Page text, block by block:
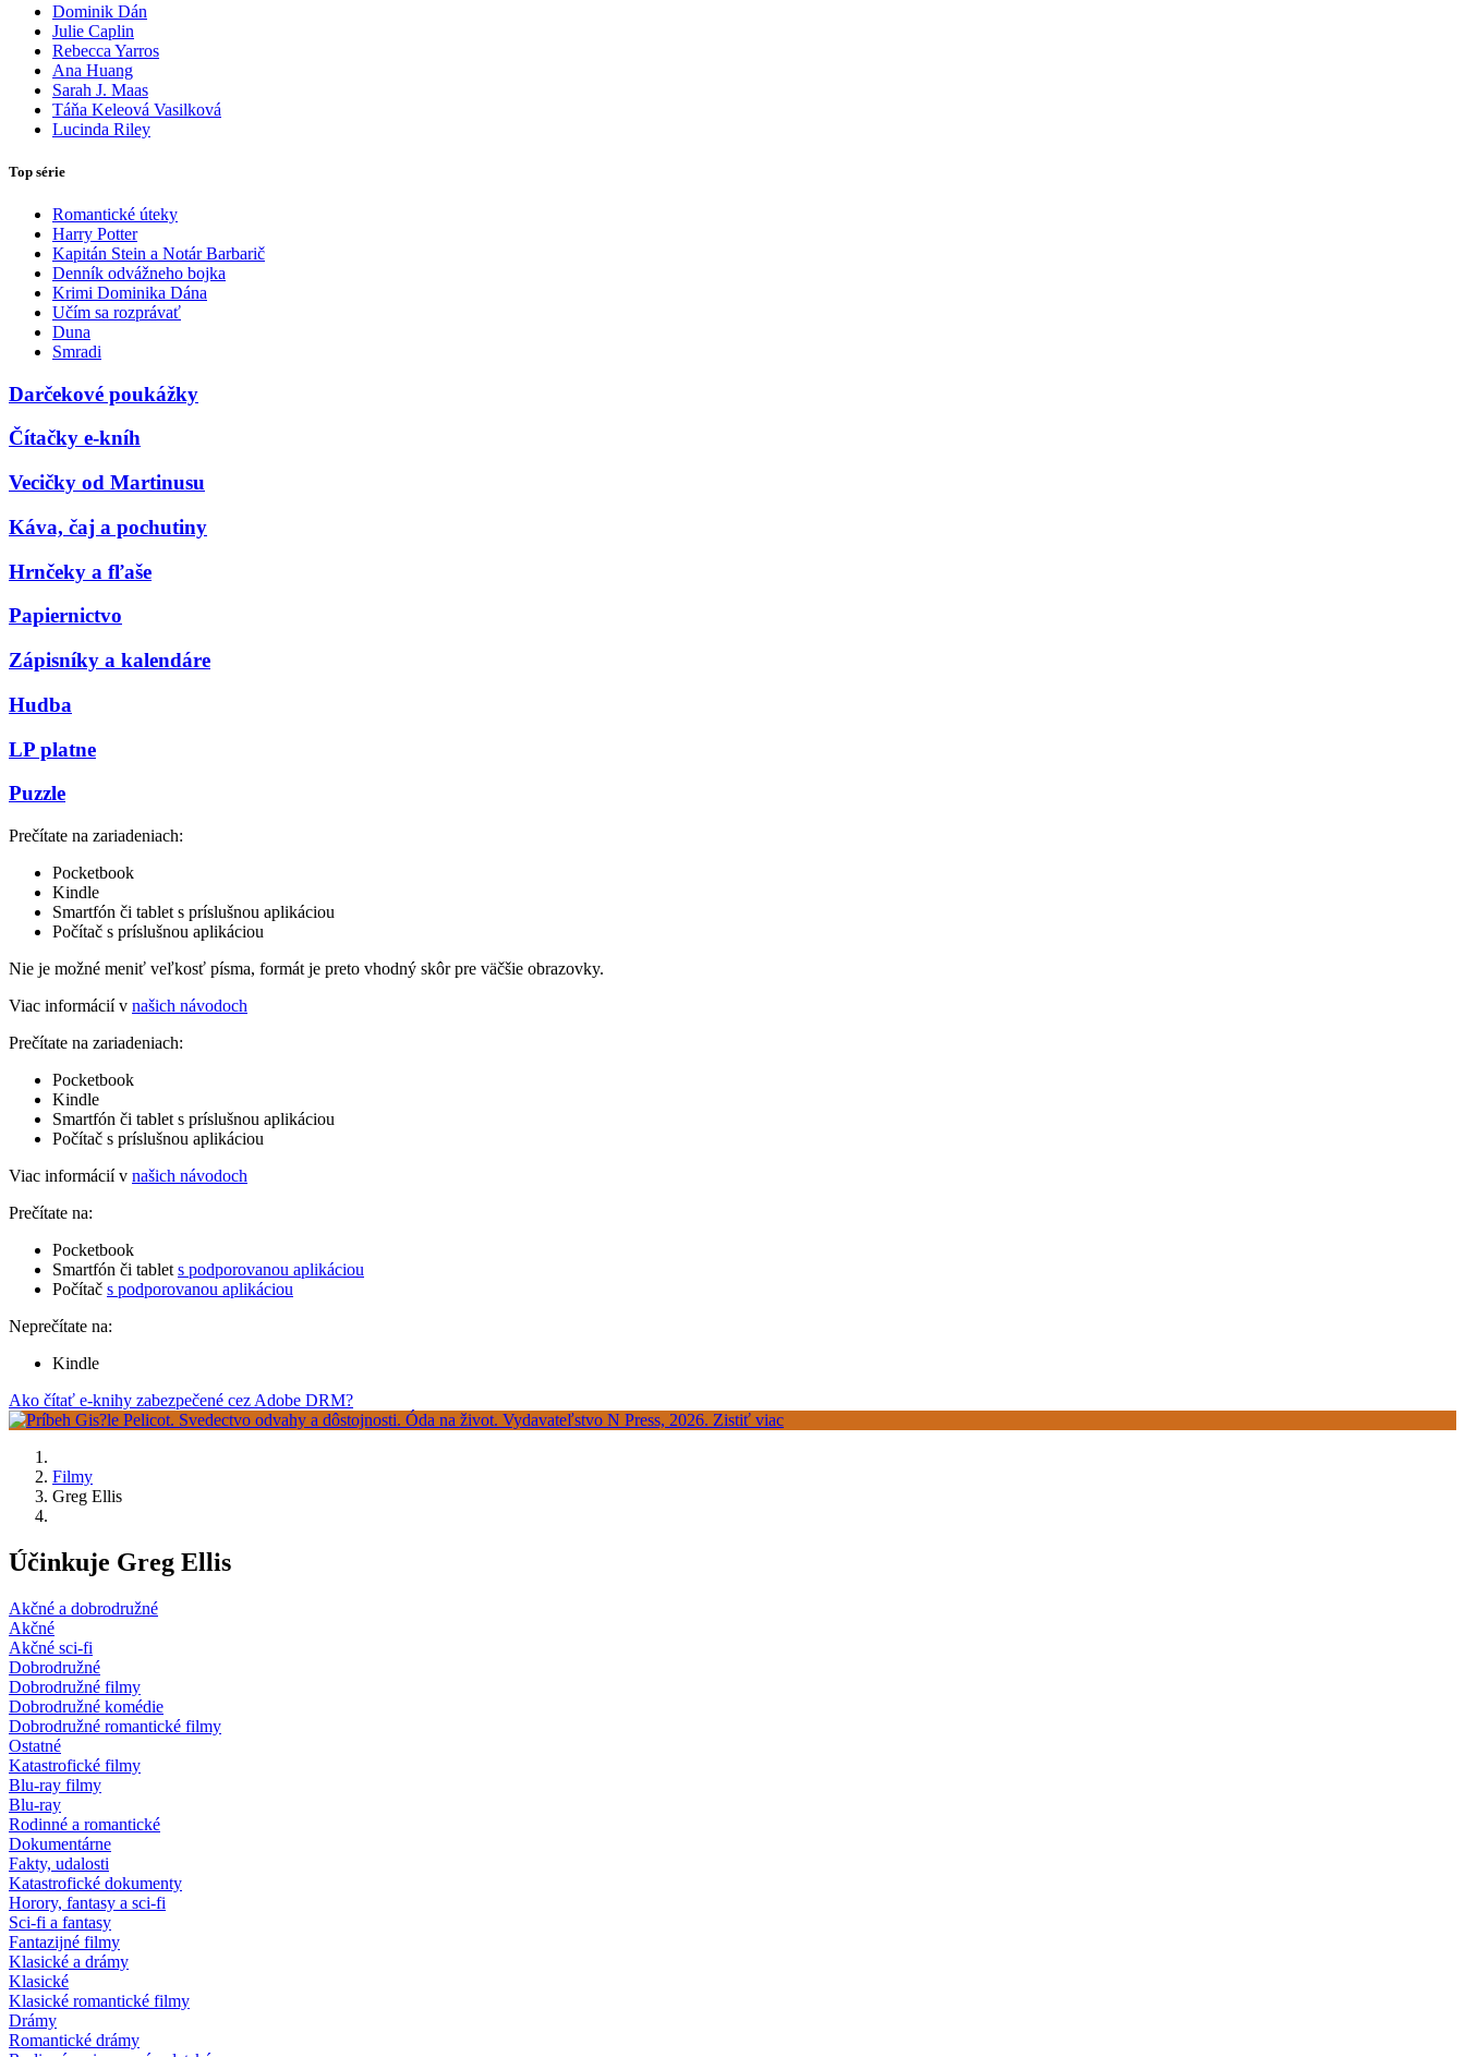
Dominik Dán
Julie Caplin
Rebecca Yarros
Ana Huang
Sarah J. Maas
Táňa Keleová Vasilková
Lucinda Riley
Top série
Romantické úteky
Harry Potter
Kapitán Stein a Notár Barbarič
Denník odvážneho bojka
Krimi Dominika Dána
Učím sa rozprávať
Duna
Smradi
Darčekové poukážky
Čítačky e-kníh
Vecičky od Martinusu
Káva, čaj a pochutiny
Hrnčeky a fľaše
Papiernictvo
Zápisníky a kalendáre
Hudba
LP platne
Puzzle
Prečítate na zariadeniach:
Pocketbook
Kindle
Smartfón či tablet s príslušnou aplikáciou
Počítač s príslušnou aplikáciou
Nie je možné meniť veľkosť písma, formát je preto vhodný skôr pre väčšie obrazovky.
Viac informácií v našich návodoch
Prečítate na zariadeniach:
Pocketbook
Kindle
Smartfón či tablet s príslušnou aplikáciou
Počítač s príslušnou aplikáciou
Viac informácií v našich návodoch
Prečítate na:
Pocketbook
Smartfón či tablet s podporovanou aplikáciou
Počítač s podporovanou aplikáciou
Neprečítate na:
Kindle
Ako čítať e-knihy zabezpečené cez Adobe DRM?
Filmy
Greg Ellis
Účinkuje Greg Ellis
Akčné a dobrodružné
Akčné
Akčné sci-fi
Dobrodružné
Dobrodružné filmy
Dobrodružné komédie
Dobrodružné romantické filmy
Ostatné
Katastrofické filmy
Blu-ray filmy
Blu-ray
Rodinné a romantické
Dokumentárne
Fakty, udalosti
Katastrofické dokumenty
Horory, fantasy a sci-fi
Sci-fi a fantasy
Fantazijné filmy
Klasické a drámy
Klasické
Klasické romantické filmy
Drámy
Romantické drámy